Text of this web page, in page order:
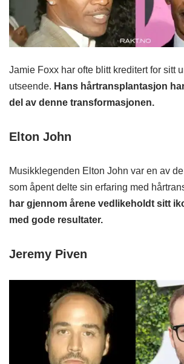
Jamie Foxx har ofte blitt kreditert for sitt
utseende. Hans hårtransplantasjon
del av denne transformasjonen.
Elton John
Musikklegenden Elton John var en av
som åpent delte sin erfaring med
har gjennom årene vedlikeholdt sitt
med gode resultater.
Jeremy Piven